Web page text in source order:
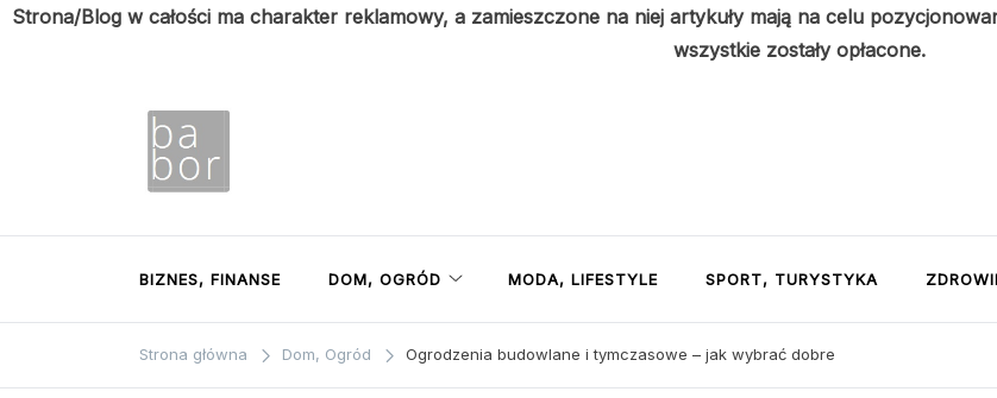
Strona/Blog w całości ma charakter reklamowy, a zamieszczone na niej artykuły mają na celu
wszystkie zostały opłacone.
Babor
BIZNES, FINANSE DOM, OGRÓD MODA, LIFESTYLE SPORT, TURYSTYKA
Strona główna Dom, Ogród Ogrodzenia budowlane i tymczasowe – jak wybrać dobre